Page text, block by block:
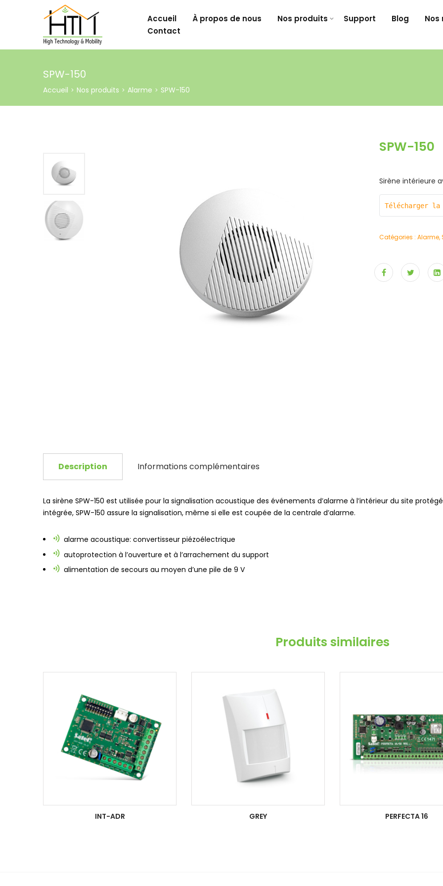
Accueil À propos de nous Nos produits Support Blog
Nos
Contact
SPW-150
Accueil > Nos produits > Alarme > SPW-150
SPW-150
Sirène intérieure
Télécharger
Catégories : Alarme,
Description Informations complémentaires
La sirène SPW-150 est utilisée pour la signalisation acoustique des événements d’alarme à l’intérieur du site
intégrée, SPW-150 assure la signalisation, même si elle est coupée de la centrale d’alarme.
alarme acoustique: convertisseur piézoélectrique
autoprotection à l’ouverture et à l’arrachement du support
alimentation de secours au moyen d’une pile de 9 V
Produits similaires
INT-ADR GREY PERFECTA 16